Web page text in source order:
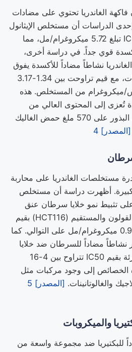
فاكهة الغاندريا تحتوي على مضادات
الدراسات أن مستخلص الإيثانول
من الفاكهة حقق قيمة IC50 تبلغ 5.72 ميكروغرام/مل، مما
قوي جداً. في دراسة أخرى،
نشاطاً مضاداً للأكسدة يفوق
فيتامين E بمقدار 1-3 مرات، مع قيم تراوحت بين 1.34-3.17
ميكروغرام من المستخلص. هذه
تُعزى إلى المحتوى العالي من
البوليفينولات، حيث تحتوي البذور على 570 ملغ حمض الغاليك
[المصدر] 4
مستخلصات الغاندريا على محاربة
كبيرة. أظهرت دراسة أن مستخلص
على تثبيط نمو خلايا سرطان عنق
الرحم (HeLa) وسرطان القولون والمستقيم (HCT116) بقيم
IC50 تبلغ 24±0.8 و28±0.9 ميكروغرام/مل على التوالي. كما
مضاداً للسرطان ضد خلايا
سرطان الدم وسرطان الرئة بقيم IC50 تتراوح بين 4-16
الخصائص إلى وجود مركبات مثل
والغالوتانينات. [المصدر] 5
والميكروبات
للبكتيريا ضد مجموعة واسعة من